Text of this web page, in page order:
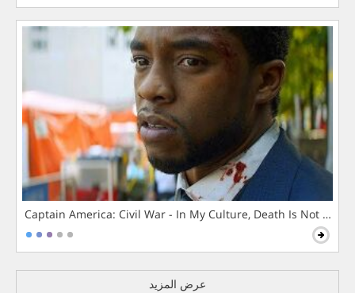
Captain America: Civil War - In My Culture, Death Is Not The
عرض المزيد